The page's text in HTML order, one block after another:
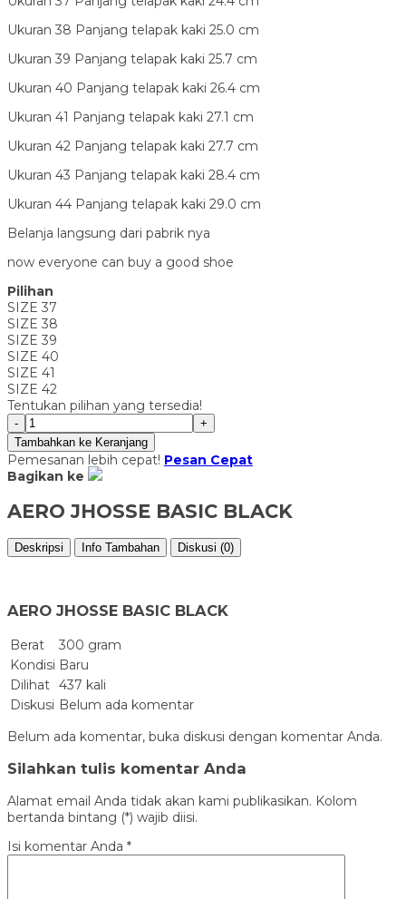
Ukuran 38 Panjang telapak kaki 25.0 cm
Ukuran 39 Panjang telapak kaki 25.7 cm
Ukuran 40 Panjang telapak kaki 26.4 cm
Ukuran 41 Panjang telapak kaki 27.1 cm
Ukuran 42 Panjang telapak kaki 27.7 cm
Ukuran 43 Panjang telapak kaki 28.4 cm
Ukuran 44 Panjang telapak kaki 29.0 cm
Belanja langsung dari pabrik nya
now everyone can buy a good shoe
Pilihan
SIZE 37
SIZE 38
SIZE 39
SIZE 40
SIZE 41
SIZE 42
Tentukan pilihan yang tersedia!
-
+
Tambahkan ke Keranjang
Pemesanan lebih cepat! Pesan Cepat
Bagikan ke
AERO JHOSSE BASIC BLACK
Deskripsi Info Tambahan Diskusi (0)
AERO JHOSSE BASIC BLACK
Berat
300 gram
Kondisi Baru
Dilihat 437 kali
Diskusi Belum ada komentar
Belum ada komentar, buka diskusi dengan komentar Anda.
Silahkan tulis komentar Anda
Alamat email Anda tidak akan kami publikasikan. Kolom
bertanda bintang (*) wajib diisi.
Isi komentar Anda *